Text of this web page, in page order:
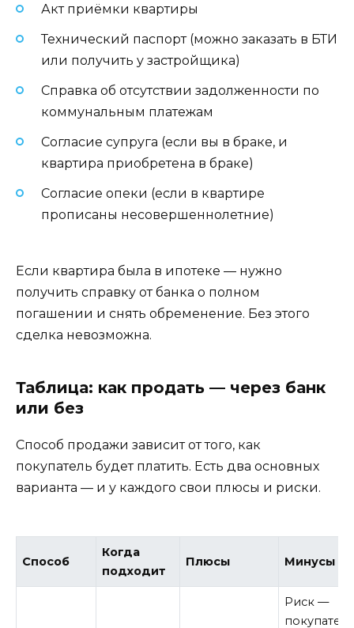
Акт приёмки квартиры
Технический паспорт (можно заказать в БТИ
или получить у застройщика)
Справка об отсутствии задолженности по
коммунальным платежам
Согласие супруга (если вы в браке, и
квартира приобретена в браке)
Согласие опеки (если в квартире
прописаны несовершеннолетние)
Если квартира была в ипотеке — нужно
получить справку от банка о полном
погашении и снять обременение. Без этого
сделка невозможна.
Таблица: как продать — через банк
или без
Способ продажи зависит от того, как
покупатель будет платить. Есть два основных
варианта — и у каждого свои плюсы и риски.
Способ
Когда
подходит
Плюсы Минусы
Риск —
покупатель